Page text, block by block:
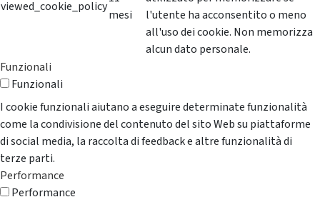
viewed_cookie_policy
mesi
l'utente ha acconsentito o meno
all'uso dei cookie. Non memorizza
alcun dato personale.
Funzionali
Funzionali
I cookie funzionali aiutano a eseguire determinate funzionalità
come la condivisione del contenuto del sito Web su piattaforme
di social media, la raccolta di feedback e altre funzionalità di
terze parti.
Performance
Performance